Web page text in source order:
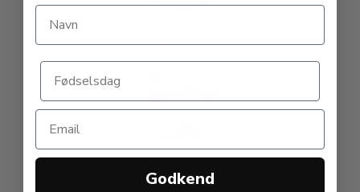
Godkend